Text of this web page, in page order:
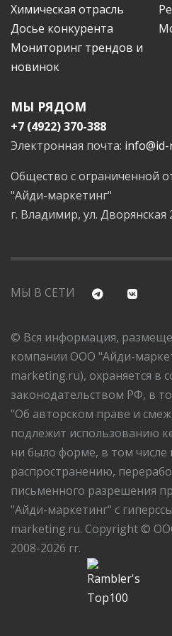
Химическая отрасль
Досье конкурента
Мониторинг трендов и
новинок
МЫ РЯДОМ
+7 (4922) 370-388
Электронная почта:
Общество с ограниченной
"Айди-маркетинг"
г. Владимир, ул. Дворянская
МЫ В СЕТИ
© Вся информация,
компании ООО "Айди-
marketing.ru), охраняется в
законодательством РФ, в
"Об авторском праве и
подлежит использованию
ни было форме, в том
распространению,
письменного разрешения
"Айди-маркетинг" с
marketing.ru. Copyright ©
2008-2026 гг.